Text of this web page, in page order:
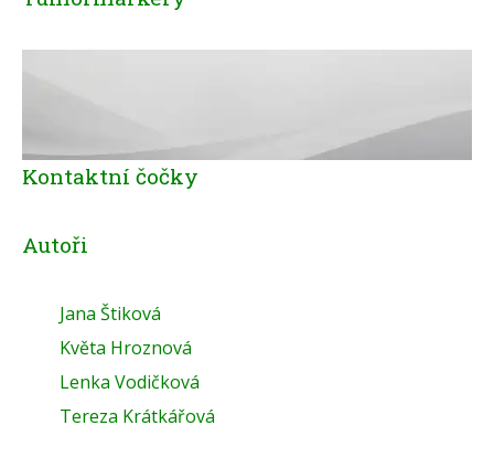
Kontaktní čočky
Autoři
Jana Štiková
Květa Hroznová
Lenka Vodičková
Tereza Krátkářová